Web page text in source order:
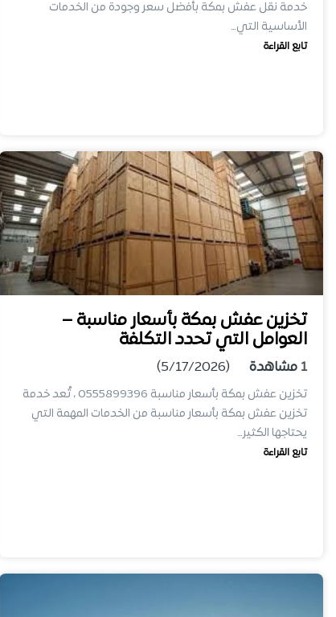
خدمة نقل عفش بمكة بأفضل سعر وجودة من الخدمات
الأساسية التي…
تابع القراءة
تخزين عفش بمكة بأسعار مناسبة –
العوامل التي تحدد التكلفة
1 مشاهدة (5/17/2026)
تخزين عفش بمكة بأسعار مناسبة 0555899396 ، تُعد خدمة
تخزين عفش بمكة بأسعار مناسبة من الخدمات المهمة التي
يحتاجها الكثير…
تابع القراءة